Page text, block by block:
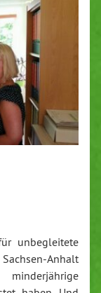
unbegleitete
Anhalt